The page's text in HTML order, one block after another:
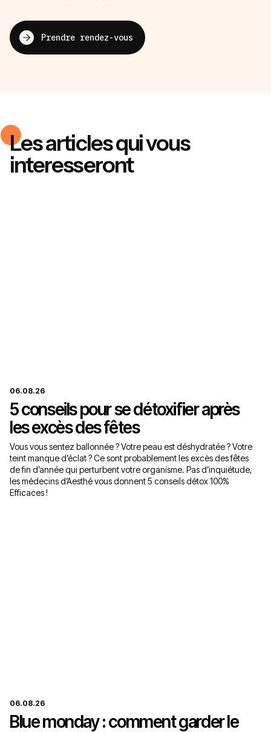
Prendre rendez-vous
Les articles qui vous
interesseront
5 conseils pour se détoxifier après
les excès des fêtes
06.08.26
Vous vous sentez ballonnée ? Votre peau est déshydratée ? Votre
teint manque d’éclat ? Ce sont probablement les excès des fêtes
de fin d’année qui perturbent votre organisme. Pas d’inquiétude,
les médecins d’Aesthé vous donnent 5 conseils détox 100%
Efficaces !
Blue monday : comment garder le
06.08.26